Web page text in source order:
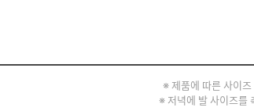
※ 제품에 따른 사이
※ 저녁에 발 사이즈를